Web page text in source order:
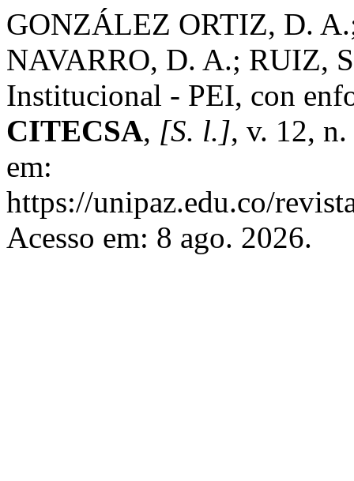
GONZÁLEZ ORTIZ, D.
NAVARRO, D. A.; RUIZ,
Institucional - PEI, con
CITECSA, [S. l.], v. 12,
em:
https://unipaz.edu.co/
Acesso em: 8 ago. 2026.